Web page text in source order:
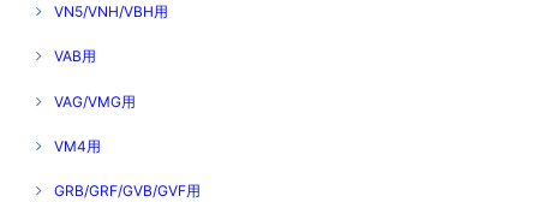
VN5/VNH/VBH用
VAB用
VAG/VMG用
VM4用
GRB/GRF/GVB/GVF用